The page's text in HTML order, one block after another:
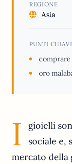
REGIONE
Asia
PUNTI
oro
I
gioielli
sociale e,
mercato della